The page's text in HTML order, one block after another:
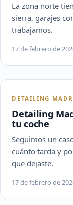
La zona norte
sierra, garajes
trabajamos.
17 de febrero de
DETAILING
Detailing
tu coche
Seguimos un
cuánto tarda y
que dejaste.
17 de febrero de